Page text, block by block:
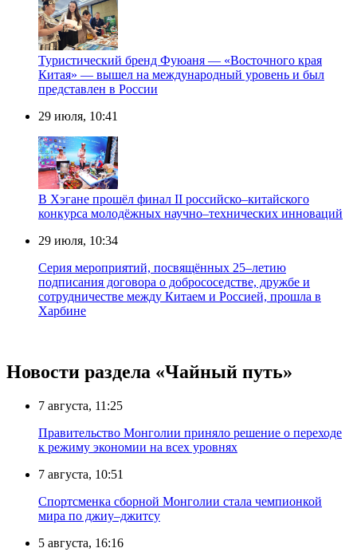
Туристический бренд Фуюаня — «Восточного края
Китая» — вышел на международный уровень и был
представлен в России
29 июля, 10:41
В Хэгане прошёл финал II российско–китайского
конкурса молодёжных научно–технических инноваций
29 июля, 10:34
Серия мероприятий, посвящённых 25–летию
подписания договора о добрососедстве, дружбе и
сотрудничестве между Китаем и Россией, прошла в
Харбине
Новости раздела «Чайный путь»
7 августа, 11:25
Правительство Монголии приняло решение о переходе
к режиму экономии на всех уровнях
7 августа, 10:51
Спортсменка сборной Монголии стала чемпионкой
мира по джиу–джитсу
5 августа, 16:16